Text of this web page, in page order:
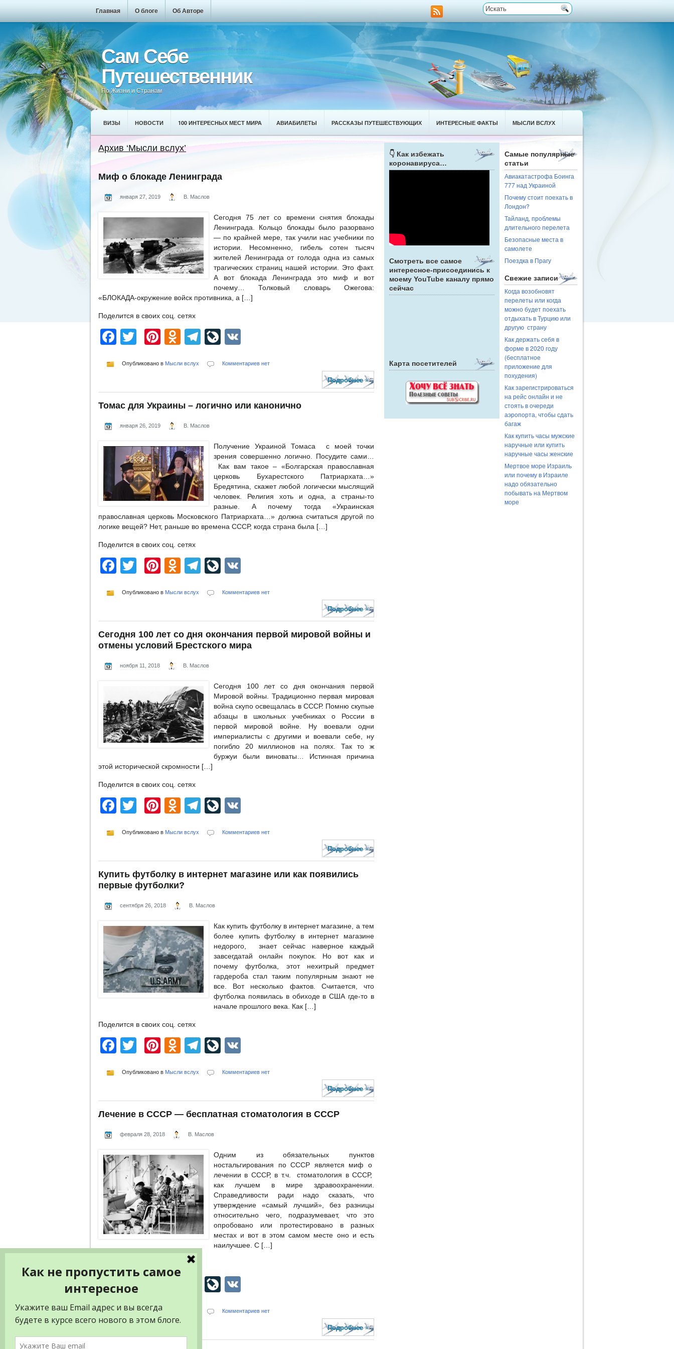
Главная О блоге Об Авторе
Сам Себе
Путешественник
По Жизни и Странам
ВИЗЫ НОВОСТИ 100 ИНТЕРЕСНЫХ МЕСТ МИРА АВИАБИЛЕТЫ РАССКАЗЫ ПУТЕШЕСТВУЮЩИХ ИНТЕРЕСНЫЕ ФАКТЫ МЫСЛИ ВСЛУХ
Архив ‘Мысли вслух’
Миф о блокаде Ленинграда
января 27, 2019 В. Маслов
Сегодня 75 лет со времени снятия блокады
Ленинграда. Кольцо блокады было разорвано
— по крайней мере, так учили нас учебники по
истории. Несомненно, гибель сотен тысяч
жителей Ленинграда от голода одна из самых
трагических страниц нашей истории. Это факт.
А вот блокада Ленинграда это миф и вот
почему… Толковый словарь Ожегова:
«БЛОКАДА-окружение войск противника, а […]
Поделится в своих соц. сетях
Facebook
TwitterPinterest
Odnoklassniki
Telegram
LiveJournal
Опубликовано в Мысли вслух Комментариев нет
Подробнее »
Томас для Украины – логично или канонично
января 26, 2019 В. Маслов
Получение Украиной Томаса с моей точки
зрения совершенно логично. Посудите сами…
Как вам такое – «Болгарская православная
церковь Бухарестского Патриархата…»
Бредятина, скажет любой логически мыслящий
человек. Религия хоть и одна, а страны-то
разные. А почему тогда «Украинская
православная церковь Московского Патриархата…» должна считаться другой по
логике вещей? Нет, раньше во времена СССР, когда страна была […]
Поделится в своих соц. сетях
Facebook
TwitterPinterest
Odnoklassniki
Telegram
LiveJournal
Опубликовано в Мысли вслух Комментариев нет
Подробнее »
Сегодня 100 лет со дня окончания первой мировой войны и
отмены условий Брестского мира
ноября 11, 2018 В. Маслов
Сегодня 100 лет со дня окончания первой
Мировой войны. Традиционно первая мировая
война скупо освещалась в СССР. Помню скупые
абзацы в школьных учебниках о России в
первой мировой войне. Ну воевали одни
империалисты с другими и воевали себе, ну
погибло 20 миллионов на полях. Так то ж
буржуи были виноваты… Истинная причина
этой исторической скромности […]
Поделится в своих соц. сетях
Facebook
TwitterPinterest
Odnoklassniki
Telegram
LiveJournal
Опубликовано в Мысли вслух Комментариев нет
Подробнее »
Купить футболку в интернет магазине или как появились
первые футболки?
сентября 26, 2018 В. Маслов
Как купить футболку в интернет магазине, а тем
более купить футболку в интернет магазине
недорого, знает сейчас наверное каждый
завсегдатай онлайн покупок. Но вот как и
почему футболка, этот нехитрый предмет
гардероба стал таким популярным знают не
все. Вот несколько фактов. Считается, что
футболка появилась в обиходе в США где-то в
начале прошлого века. Как […]
Поделится в своих соц. сетях
Facebook
TwitterPinterest
Odnoklassniki
Telegram
LiveJournal
Опубликовано в Мысли вслух Комментариев нет
Подробнее »
Лечение в СССР — бесплатная стоматология в СССР
февраля 28, 2018 В. Маслов
Одним из обязательных пунктов
ностальгирования по СССР является миф о
лечении в СССР, в т.ч. стоматология в СССР,
как лучшем в мире здравоохранении.
Справедливости ради надо сказать, что
утверждение «самый лучший», без разницы
относительно чего, подразумевает, что это
опробовано или протестировано в разных
местах и вот в этом самом месте оно и есть
наилучшее. С […]
Поделится в своих соц. сетях
Facebook
TwitterPinterest
Odnoklassniki
Telegram
LiveJournal
Опубликовано в Комментариев нет
Подробнее »
👇 Как избежать
коронавируса…
Смотреть все самое
интересное-присоединись к
моему YouTube каналу прямо
сейчас
Карта посетителей
Самые популярные
статьи
Авиакатастрофа Боинга
777 над Украиной
Почему стоит поехать в
Лондон?
Тайланд, проблемы
длительного перелета
Безопасные места в
самолете
Поездка в Прагу
Свежие записи
Когда возобновят
перелеты или когда
можно будет поехать
отдыхать в Турцию или
другую страну
Как держать себя в
форме в 2020 году
(бесплатное
приложение для
похудения)
Как зарегистрироваться
на рейс онлайн и не
стоять в очереди
аэропорта, чтобы сдать
багаж
Как купить часы мужские
наручные или купить
наручные часы женские
Мертвое море Израиль
или почему в Израиле
надо обязательно
побывать на Мертвом
море